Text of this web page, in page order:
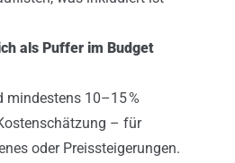
als Puffer im Budget
mindestens 10–15 %
– für
oder Preissteigerungen.